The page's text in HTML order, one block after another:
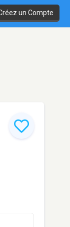
un Compte